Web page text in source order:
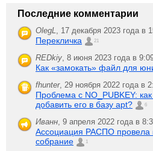
Последние комментарии
OlegL, 17 декабря 2023 года в
Перекличка 21
REDkiy, 8 июня 2023 года в
Как «замокать» файл для
fhunter, 29 ноября 2022 года в
Проблема с NO_PUBKEY:
добавить его в базу apt?
6
Иванн, 9 апреля 2022 года в
Ассоциация РАСПО провела
собрание
1